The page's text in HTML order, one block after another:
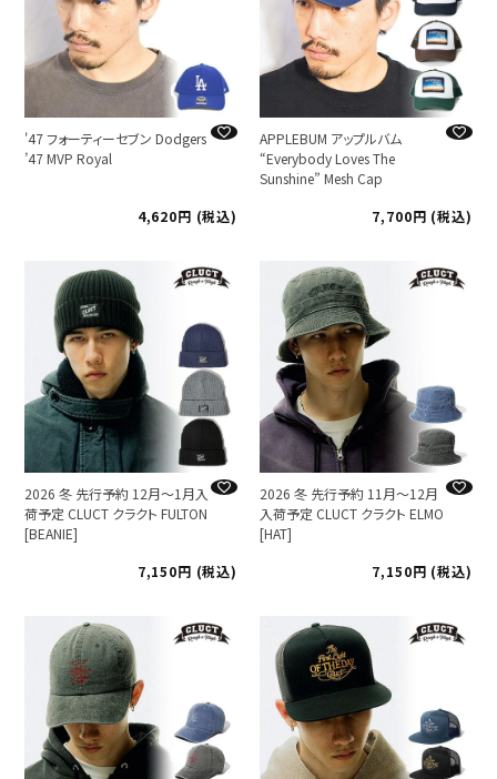
'47 フォーティーセブン Dodgers
’47 MVP Royal
4,620 税込
APPLEBUM アップルバム
“Everybody Loves The
Sunshine” Mesh Cap
7,700
税込
2026 冬 先行予約 12月～1月入
荷予定 CLUCT クラクト FULTON
[BEANIE]
7,150
税込
2026 冬 先行予約 11月～12月
入荷予定 CLUCT クラクト ELMO
[HAT]
7,150
税込